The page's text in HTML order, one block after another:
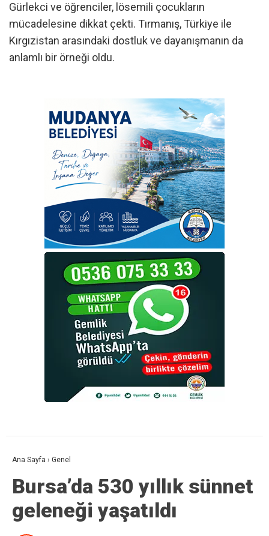
Gürlekci ve öğrenciler, lösemili çocukların
mücadelesine dikkat çekti. Tırmanış, Türkiye ile
Kırgızistan arasındaki dostluk ve dayanışmanın da
anlamlı bir örneği oldu.
Ana Sayfa › Genel
Bursa’da 530 yıllık sünnet
geleneği yaşatıldı